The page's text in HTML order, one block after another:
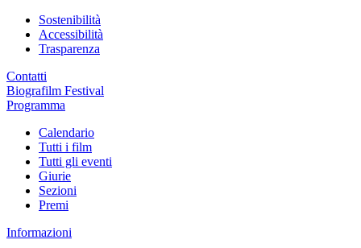
Sostenibilità
Accessibilità
Trasparenza
Contatti
Biografilm Festival
Programma
Calendario
Tutti i film
Tutti gli eventi
Giurie
Sezioni
Premi
Informazioni